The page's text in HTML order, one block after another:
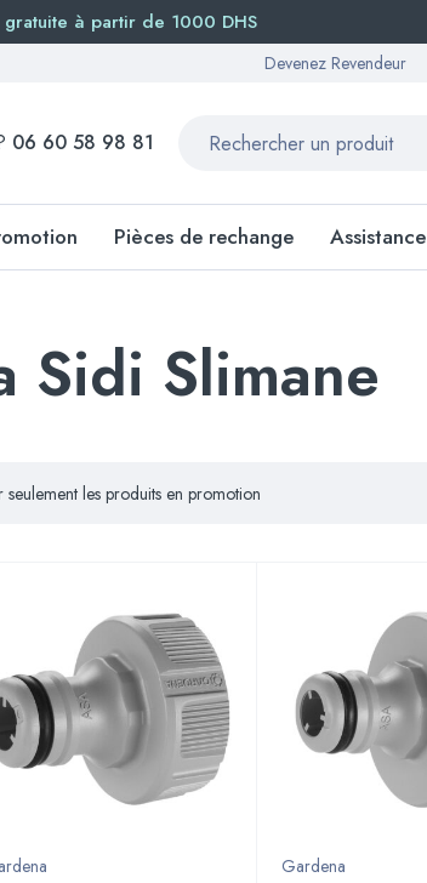
gratuite à partir de 1000 DHS
Devenez Revendeur
06 60 58 98 81
Pièces de rechange Assistance
Sidi Slimane
seulement les produits en promotion
Gardena